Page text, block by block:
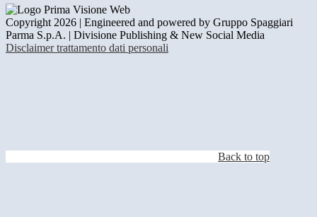
Copyright 2026 | Engineered and powered by Gruppo Spaggiari
Parma S.p.A. | Divisione Publishing & New Social Media
Disclaimer trattamento dati personali
Back to top